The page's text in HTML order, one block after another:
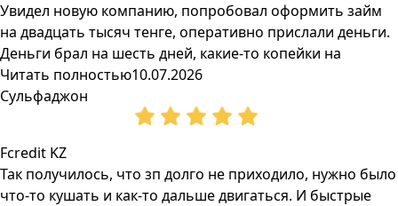
Увидел новую компанию, попробовал оформить займ
на двадцать тысяч тенге, оперативно прислали деньги.
Деньги брал на шесть дней, какие-то копейки на
Читать полностью10.07.2026
Сульфаджон
Fcredit KZ
Так получилось, что зп долго не приходило, нужно было
что-то кушать и как-то дальше двигаться. И быстрые